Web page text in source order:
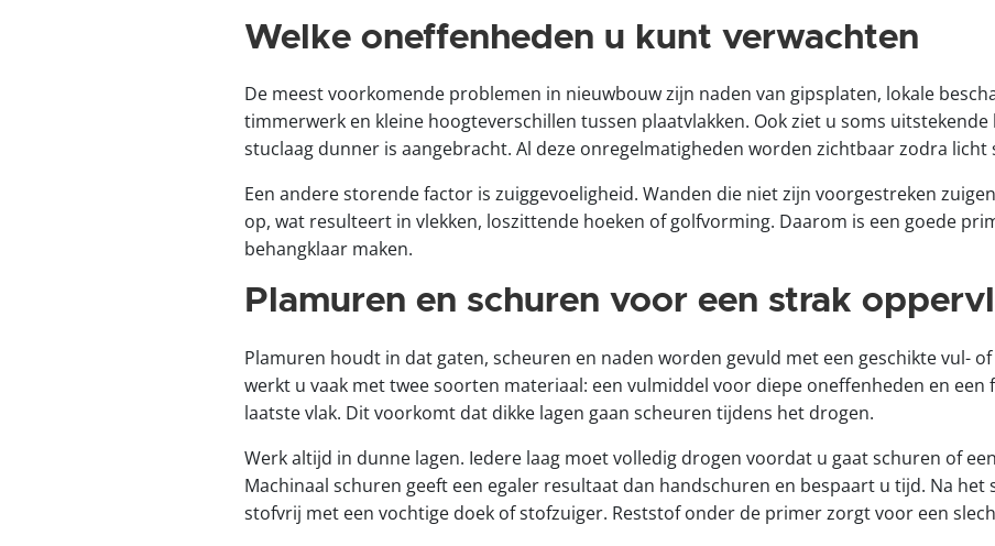
Welke oneffenheden u kunt verwachten
De meest voorkomende problemen in nieuwbouw zijn naden van gipsplaten, lokale
timmerwerk en kleine hoogteverschillen tussen plaatvlakken. Ook ziet u soms
stuclaag dunner is aangebracht. Al deze onregelmatigheden worden zichtbaar zodra licht
Een andere storende factor is zuiggevoeligheid. Wanden die niet zijn voorgestreken
op, wat resulteert in vlekken, loszittende hoeken of golfvorming. Daarom is een goede
behangklaar maken.
Plamuren en schuren voor een strak
Plamuren houdt in dat gaten, scheuren en naden worden gevuld met een geschikte vul-
werkt u vaak met twee soorten materiaal: een vulmiddel voor diepe oneffenheden en
laatste vlak. Dit voorkomt dat dikke lagen gaan scheuren tijdens het drogen.
Werk altijd in dunne lagen. Iedere laag moet volledig drogen voordat u gaat schuren of
Machinaal schuren geeft een egaler resultaat dan handschuren en bespaart u tijd. Na het
stofvrij met een vochtige doek of stofzuiger. Reststof onder de primer zorgt voor een